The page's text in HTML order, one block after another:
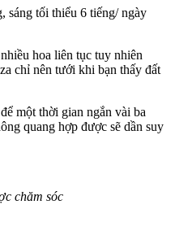
sáng tối thiểu 6 tiếng/ ngày
hoa liên tục tuy nhiên
chỉ nên tưới khi bạn thấy đất
một thời gian ngắn vài ba
quang hợp được sẽ dần suy
chăm sóc